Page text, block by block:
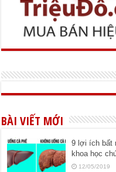
BÀI VIẾT MỚI
9 lợi ích bất
khoa học
12/05/2019